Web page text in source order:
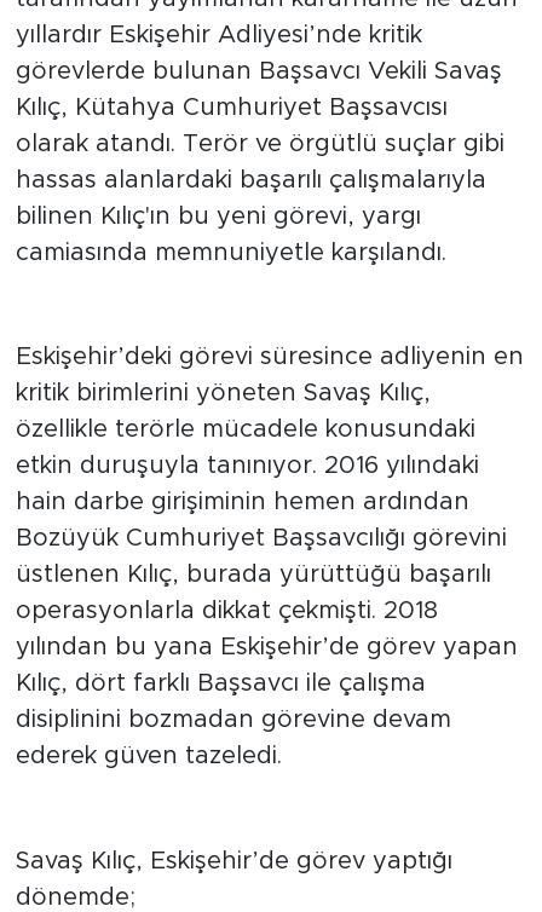
yıllardır Eskişehir Adliyesi’nde kritik
görevlerde bulunan Başsavcı Vekili Savaş
Kılıç, Kütahya Cumhuriyet Başsavcısı
olarak atandı. Terör ve örgütlü suçlar gibi
hassas alanlardaki başarılı çalışmalarıyla
bilinen Kılıç'ın bu yeni görevi, yargı
camiasında memnuniyetle karşılandı.
Eskişehir’deki görevi süresince adliyenin en
kritik birimlerini yöneten Savaş Kılıç,
özellikle terörle mücadele konusundaki
etkin duruşuyla tanınıyor. 2016 yılındaki
hain darbe girişiminin hemen ardından
Bozüyük Cumhuriyet Başsavcılığı görevini
üstlenen Kılıç, burada yürüttüğü başarılı
operasyonlarla dikkat çekmişti. 2018
yılından bu yana Eskişehir’de görev yapan
Kılıç, dört farklı Başsavcı ile çalışma
disiplinini bozmadan görevine devam
ederek güven tazeledi.
Biri
Savaş Kılıç, Eskişehir’de görev yaptığı